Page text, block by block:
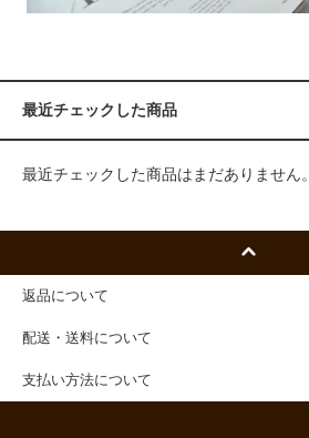
最近チェックした商品
最近チェックした商品はまだありません。
返品について
配送・送料について
支払い方法について